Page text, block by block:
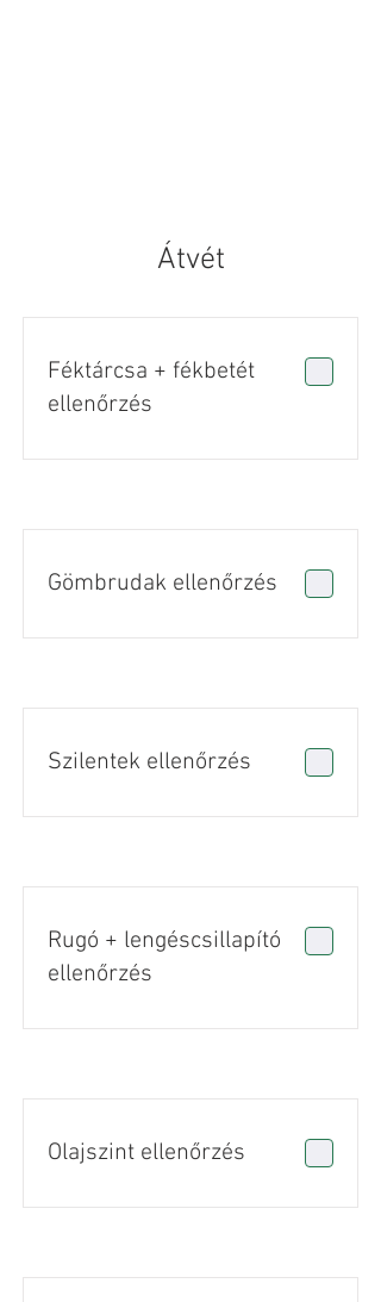
Átvét
Féktárcsa + fékbetét
ellenőrzés
Gömbrudak ellenőrzés
Szilentek ellenőrzés
Rugó + lengéscsillapító
ellenőrzés
Olajszint ellenőrzés